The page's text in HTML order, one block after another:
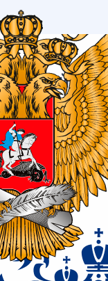
/ 17
BL . На
KL и BC
около
BC